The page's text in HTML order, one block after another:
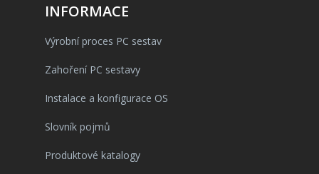
INFORMACE
Výrobní proces PC sestav
Zahoření PC sestavy
Instalace a konfigurace OS
Slovník pojmů
Produktové katalogy